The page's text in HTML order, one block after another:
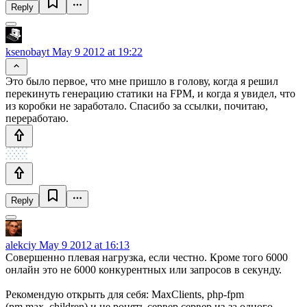
Reply
ksenobayt May 9 2012 at 19:22
Это было первое, что мне пришло в голову, когда я решил
перекинуть генерацию статики на FPM, и когда я увидел, что
из коробки не заработало. Спасибо за ссылки, почитаю,
переработаю.
Reply
alekciy May 9 2012 at 16:13
Совершенно плевая нагрузка, если честно. Кроме того 6000
онлайн это не 6000 конкурентных или запросов в секунду.
Рекомендую открыть для себя: MaxClients, php-fpm